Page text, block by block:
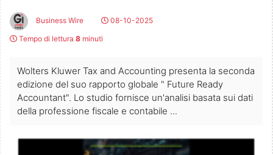
Business Wire
08-10-2025
Tempo di lettura 8 minuti
Wolters Kluwer Tax and Accounting presenta la seconda
edizione del suo rapporto globale " Future Ready
Accountant". Lo studio fornisce un'analisi basata sui dati
della professione fiscale e contabile ...